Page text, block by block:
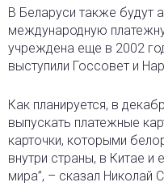
В Беларуси также будут
международную
учреждена еще в 2002
выступили Госсовет и
Как планируется, в
выпускать платежные
карточки, которыми
внутри страны, в Китае
мира”, – сказал Николай